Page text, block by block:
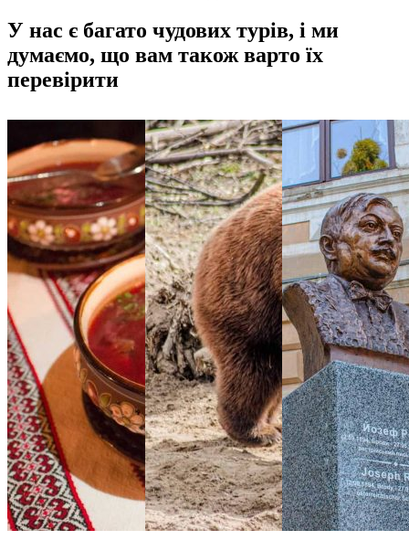
У нас є багато чудових турів, і ми
думаємо, що вам також варто їх
перевірити